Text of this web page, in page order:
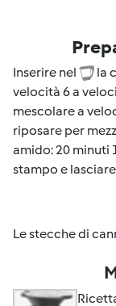
Inserire nel
la
velocità 6 a
mescolare a
riposare per
amido: 20 minuti
stampo e
Le stecche di